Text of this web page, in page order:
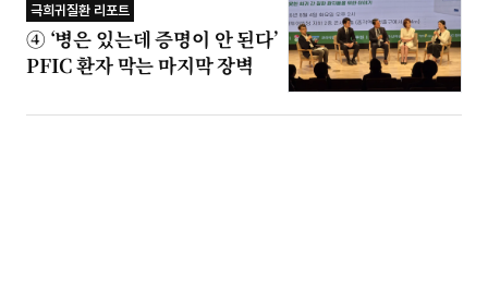
극희귀질환 리포트
④ ‘병은 있는데 증명이 안 된다’
PFIC 환자 막는 마지막 장벽